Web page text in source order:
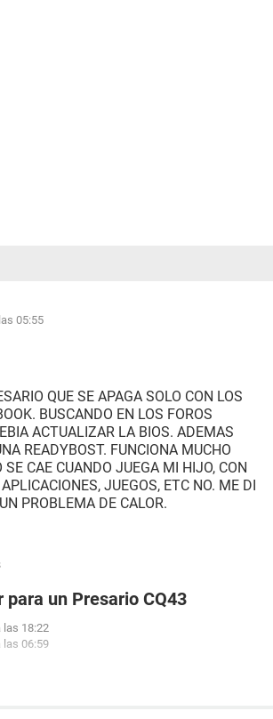
05:55
QUE SE APAGA SOLO CON LOS
BUSCANDO EN LOS FOROS
ACTUALIZAR LA BIOS. ADEMAS
READYBOST. FUNCIONA MUCHO
SE CAE CUANDO JUEGA MI HIJO, CON
JUEGOS, ETC NO. ME DI
PROBLEMA DE CALOR.
un Presario CQ43
las 18:22
las 06:59